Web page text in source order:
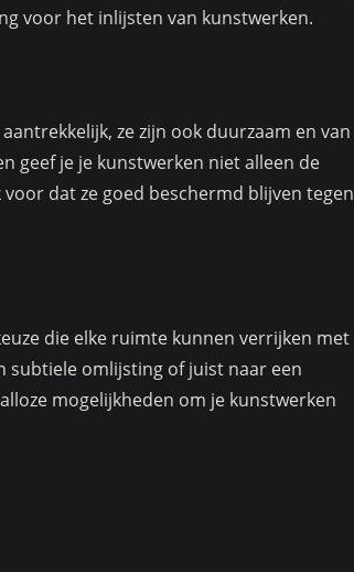
voor het inlijsten van kunstwerken.
ze zijn ook duurzaam en van
geef je je kunstwerken niet alleen de
dat ze goed beschermd blijven tegen
die elke ruimte kunnen verrijken met
subtiele omlijsting of juist naar een
mogelijkheden om je kunstwerken